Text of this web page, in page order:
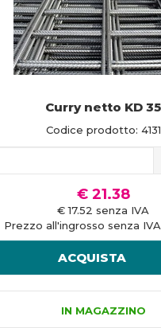
Curry netto KD 35
Codice prodotto: 4131
€ 21.38
€ 17.52 senza IVA
Prezzo all'ingrosso senza
ACQUISTA
IN MAGAZZINO